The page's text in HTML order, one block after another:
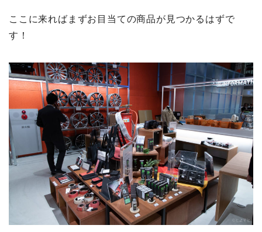
ここに来ればまずお目当ての商品が見つかるはずで
す！